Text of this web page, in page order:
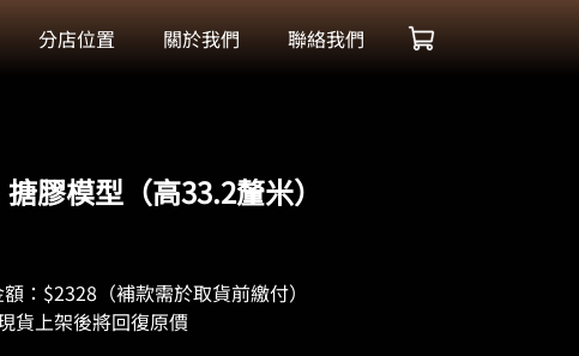
分店位置 關於我們 聯絡我們
膠模型（高33.2釐米）
：$2328（補款需於取貨前繳付）
貨上架後將回復原價